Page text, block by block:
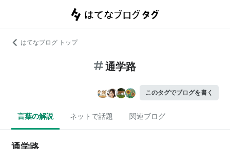
はてなブログ トップ
通学路
このタグでブログを書く
言葉の解説 ネットで話題 関連ブログ
通学路